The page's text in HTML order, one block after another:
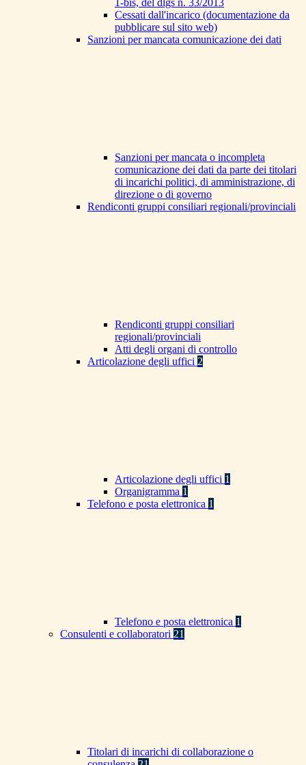
1-bis, del dlgs n. 33/2013
Cessati dall'incarico (documentazione da
pubblicare sul sito web)
Sanzioni per mancata comunicazione dei dati
Sanzioni per mancata o incompleta
comunicazione dei dati da parte dei titolari
di incarichi politici, di amministrazione, di
direzione o di governo
Rendiconti gruppi consiliari regionali/provinciali
Rendiconti gruppi consiliari
regionali/provinciali
Atti degli organi di controllo
Articolazione degli uffici 2
Articolazione degli uffici 1
Organigramma 1
Telefono e posta elettronica 1
Telefono e posta elettronica 1
Consulenti e collaboratori 21
Titolari di incarichi di collaborazione o